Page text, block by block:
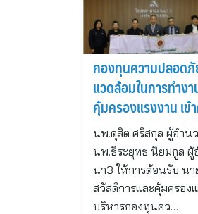
กองทุนความปลอดภั
แวดล้อมในการทำง
คุ้มครองแรงงาน เข้
นา 3
นพ.ดุสิต ศรีสกุล ผู้อำน
นพ.ธีระยุทธ นิยมกูล ผู้
นา3 ให้การต้อนรับ น
สวัสดิการและคุ้มครอ
บริหารกองทุนคว…